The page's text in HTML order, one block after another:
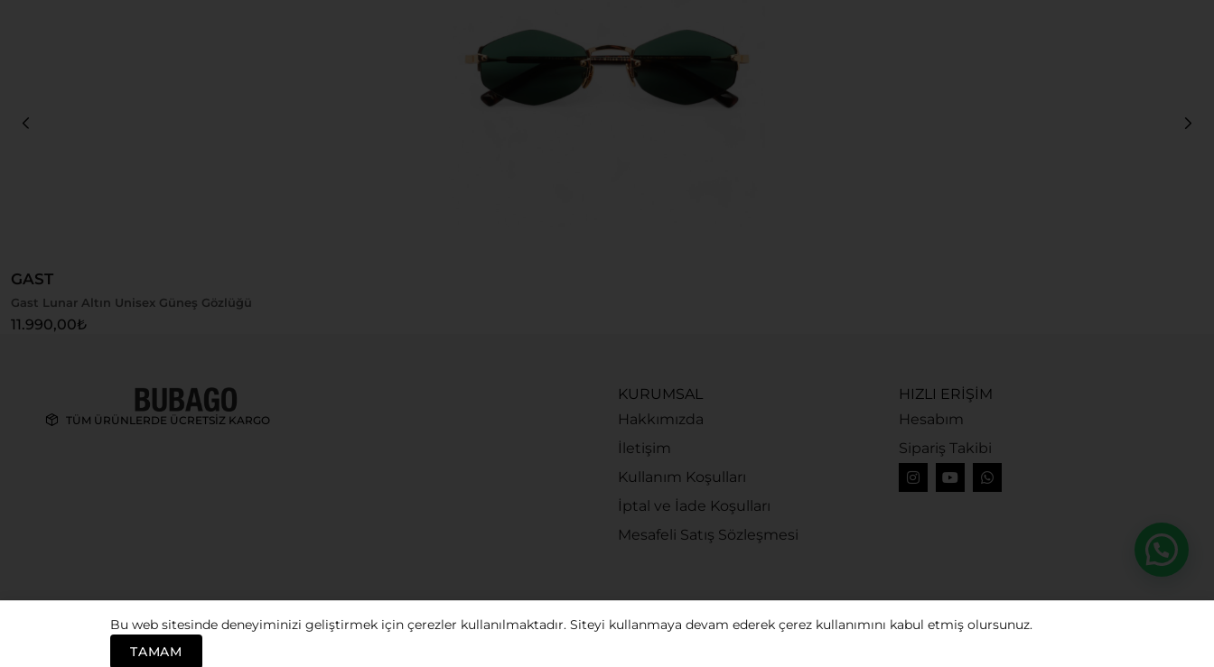
GAST
Gast Lunar Altın Unisex Güneş Gözlüğü
11.990,00₺
TÜM ÜRÜNLERDE ÜCRETSİZ KARGO
KURUMSAL
Hakkımızda
İletişim
Kullanım Koşulları
İptal ve İade Koşulları
Mesafeli Satış Sözleşmesi
HIZLI ERİŞİM
Hesabım
Sipariş Takibi
Bubago. All rights reserved.
Bu web sitesinde deneyiminizi geliştirmek için çerezler kullanılmaktadır. Siteyi kullanmaya devam ederek çerez kullanımını kabul etmiş olursunuz.
TAMAM